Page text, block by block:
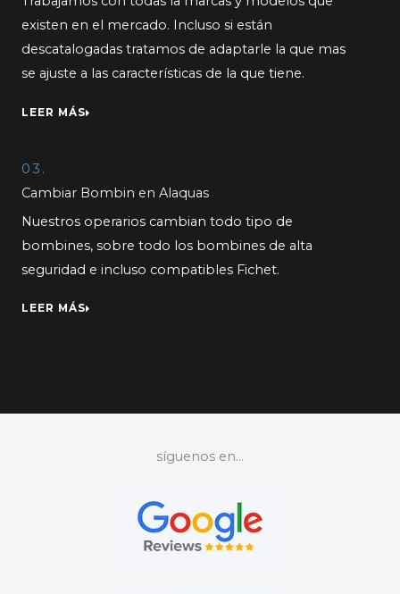
existen en el mercado. Incluso si están
descatalogadas tratamos de adaptarle la que mas
se ajuste a las características de la que tiene.
LEER MÁS
03.
Cambiar Bombin en Alaquas
Nuestros operarios cambian todo tipo de
bombines, sobre todo los bombines de alta
seguridad e incluso compatibles Fichet.
LEER MÁS
síguenos en...